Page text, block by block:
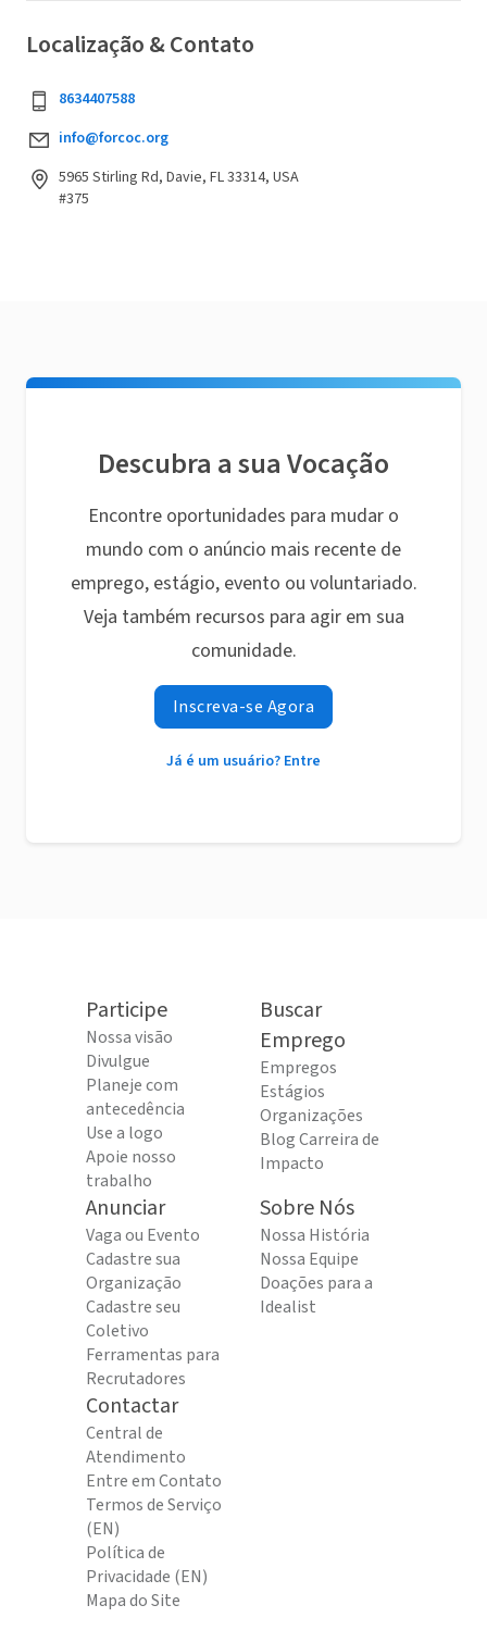
Localização & Contato
8634407588
info@forcoc.org
5965 Stirling Rd, Davie, FL 33314, USA
#375
Descubra a sua Vocação
Encontre oportunidades para mudar o
mundo com o anúncio mais recente de
emprego, estágio, evento ou voluntariado.
Veja também recursos para agir em sua
comunidade.
Inscreva-se Agora
Já é um usuário? Entre
Participe
Nossa visão
Divulgue
Planeje com
antecedência
Use a logo
Apoie nosso
trabalho
Buscar
Emprego
Empregos
Estágios
Organizações
Blog Carreira de
Impacto
Anunciar
Vaga ou Evento
Cadastre sua
Organização
Cadastre seu
Coletivo
Ferramentas para
Recrutadores
Sobre Nós
Nossa História
Nossa Equipe
Doações para a
Idealist
Contactar
Central de
Atendimento
Entre em Contato
Termos de Serviço
(EN)
Política de
Privacidade (EN)
Mapa do Site